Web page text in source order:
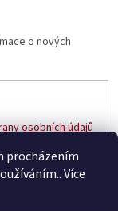
procházením
Více
o nových
osobních údajů